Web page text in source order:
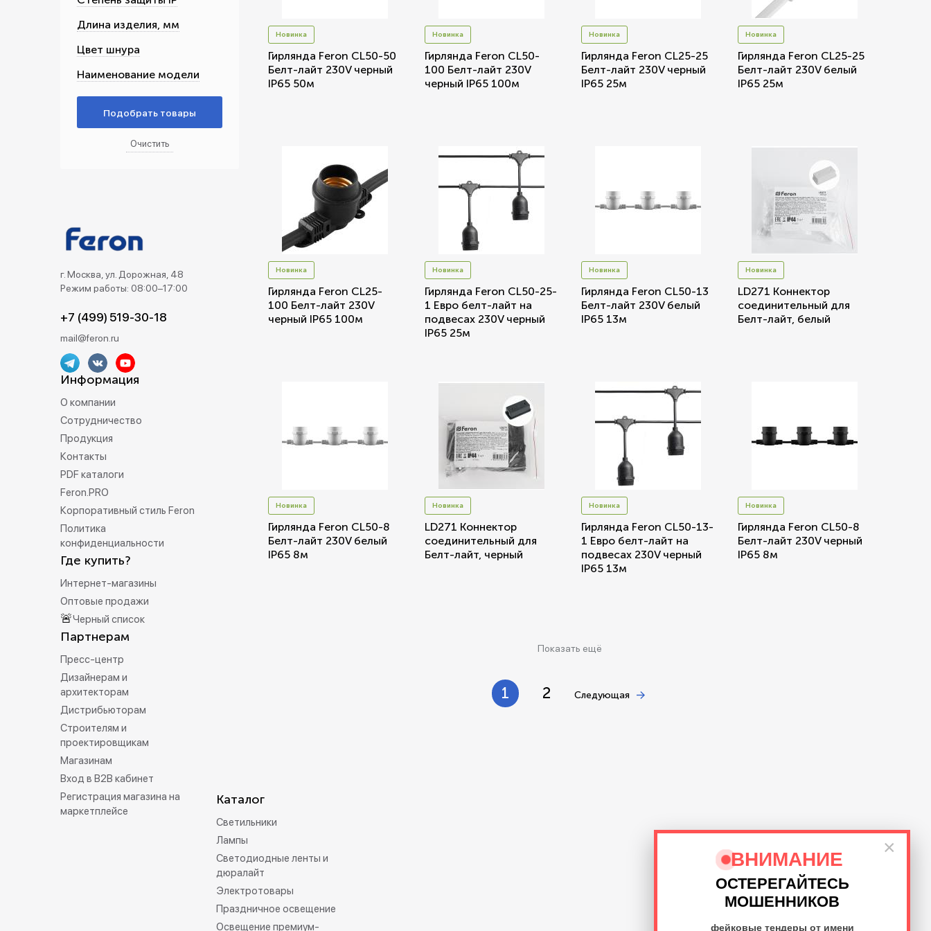
×
ВНИМАНИЕ
ОСТЕРЕГАЙТЕСЬ
МОШЕННИКОВ
фейковые тендеры от имени
Беспроводные выключатели Беспроводные розетки
Розетки садово-парковые
Длина изделия, мм
Цвет шнура
Наименование модели
Новинка
Гирлянда Feron CL50-50
Белт-лайт 230V черный
IP65 50м
Новинка
Гирлянда Feron CL50-
100 Белт-лайт 230V
черный IP65 100м
Новинка
Гирлянда Feron CL25-25
Белт-лайт 230V черный
IP65 25м
Новинка
Гирлянда Feron CL25-25
Белт-лайт 230V белый
IP65 25м
Новинка
Гирлянда Feron CL25-
100 Белт-лайт 230V
черный IP65 100м
Новинка
Гирлянда Feron CL50-25-
1 Евро белт-лайт на
подвесах 230V черный
IP65 25м
Новинка
Гирлянда Feron CL50-13
Белт-лайт 230V белый
IP65 13м
Новинка
LD271 Коннектор
соединительный для
Белт-лайт, белый
Новинка
Гирлянда Feron CL50-8
Белт-лайт 230V белый
IP65 8м
Новинка
LD271 Коннектор
соединительный для
Белт-лайт, черный
Новинка
Гирлянда Feron CL50-13-
1 Евро белт-лайт на
подвесах 230V черный
IP65 13м
Новинка
Гирлянда Feron CL50-8
Белт-лайт 230V черный
IP65 8м
Показать ещё
1 2 Следующая
г. Москва, ул. Дорожная, 48
Режим работы: 08:00–17:00
+7 (499) 519-30-18
mail@feron.ru
Информация
О компании
Сотрудничество
Продукция
Контакты
PDF каталоги
Feron.PRO
Корпоративный стиль Feron
Политика
конфиденциальности
Где купить?
Интернет-магазины
Оптовые продажи
🚨Черный список
Партнерам
Пресс-центр
Дизайнерам и
архитекторам
Дистрибьюторам
Строителям и
проектировщикам
Магазинам
Вход в B2B кабинет
Регистрация магазина на
маркетплейсе
Каталог
Светильники
Лампы
Светодиодные ленты и
дюралайт
Электротовары
Праздничное освещение
Освещение премиум-